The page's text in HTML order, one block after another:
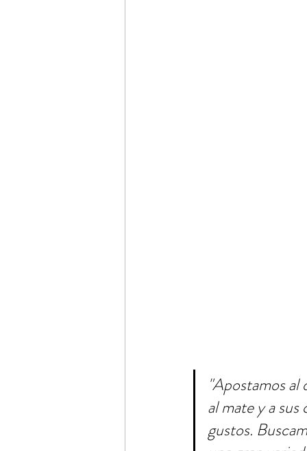
"Apostamos al
al mate y a
gustos.